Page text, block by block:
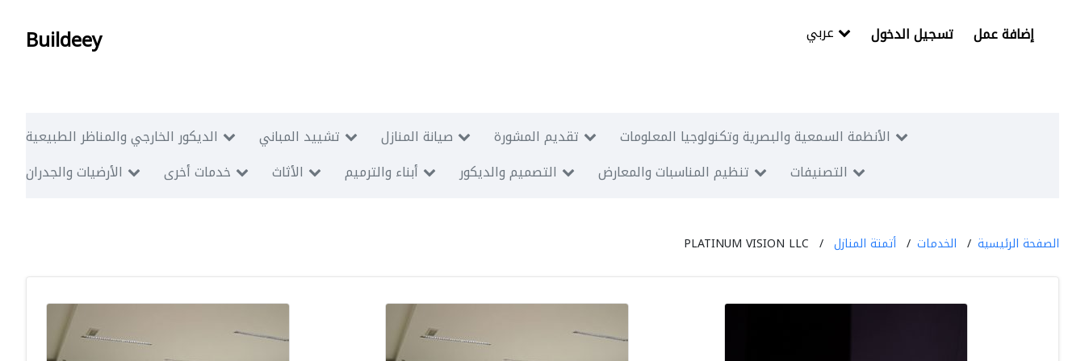
Buildeey تسجيل الدخول إضافة عمل
الديكور الخارجي والمناظر الطبيعية تشييد المباني صيانة المنازل تقديم المشورة
الأنظمة السمعية والبصرية وتكنولوجيا المعلومات
الأرضيات والجدران
خدمات أخرى الأثاث أبناء والترميم التصميم والديكور تنظيم المناسبات والمعارض التصنيفات
الصفحة الرئيسية الخدمات أتمتة المنازل PLATINUM VISION LLC